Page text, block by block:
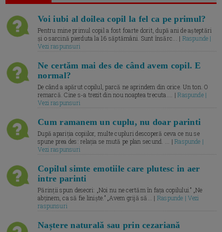
Voi iubi al doilea copil la fel ca pe primul?
Pentru mine primul copil a fost foarte dorit, după ani de așteptări
și o sarcină pierduta la 16 săptămâni. Sunt însărc... | Raspunde |
Vezi raspunsuri
Ne certăm mai des de când avem copil. E
normal?
De când a apărut copilul, parcă ne aprindem din orice. Un ton. O
remarcă. Cine s-a trezit din nou noaptea trecuta.... |Raspunde |
Vezi raspunsuri
Cum ramanem un cuplu, nu doar parinti
După apariția copiilor, multe cupluri descoperă ceva ce nu se
spune prea des: relația se mută pe plan secund. ... |Raspunde |
Vezi raspunsuri
Copilul simte emotiile care plutesc in aer
intre parinti
Părinții spun deseori: „Noi nu ne certăm în fața copilului.” „Ne
abținem, ca să fie liniște.” „Avem grijă să... | Raspunde | Vezi
raspunsuri
Naștere naturală sau prin cezariană